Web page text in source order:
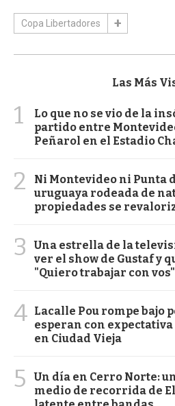
Copa Libertadores
Las Más
1
Lo que no se vio de la
partido entre
Peñarol en el Estadio
2
Ni Montevideo ni Punta
uruguaya rodeada de
propiedades se
3
Una estrella de la
ver el show de Gustaf y
"Quiero trabajar con vos"
4 Lacalle Pou rompe bajo
esperan con
en Ciudad Vieja
5
Un día en Cerro Norte:
medio de recorrida de